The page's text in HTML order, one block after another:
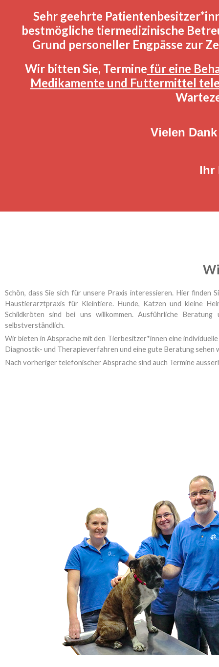
Sehr geehrte
bestmögliche tiermedizinische
Grund personeller Engpässe zur
Wir bitten Sie, Termine für eine
Medikamente und Futtermittel
Vielen
Ihr
Schön, dass Sie sich für unsere Praxis interessieren. Hier finden
Haustierarztpraxis für Kleintiere. Hunde, Katzen und kleine
Schildkröten sind bei uns willkommen. Ausführliche
selbstverständlich.
Wir bieten in Absprache mit den Tierbesitzer*innen eine
Diagnostik- und Therapieverfahren und eine gute Beratung sehen
Nach vorheriger telefonischer Absprache sind auch Termine